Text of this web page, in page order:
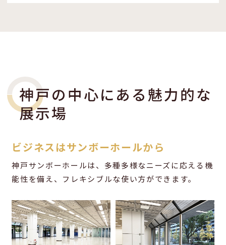
神戸の中心にある魅力的な
展示場
ビジネスはサンボーホールから
神戸サンボーホールは、多種多様なニーズに応える機
能性を備え、フレキシブルな使い方ができます。